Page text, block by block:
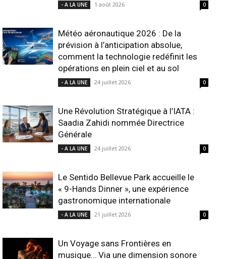
- A LA UNE 1 août 2026 0
Météo aéronautique 2026 : De la
prévision à l’anticipation absolue,
comment la technologie redéfinit les
opérations en plein ciel et au sol
- A LA UNE 24 juillet 2026 0
Une Révolution Stratégique à l’IATA :
Saadia Zahidi nommée Directrice
Générale
- A LA UNE 24 juillet 2026 0
Le Sentido Bellevue Park accueille le
« 9-Hands Dinner », une expérience
gastronomique internationale
- A LA UNE 21 juillet 2026 0
Un Voyage sans Frontières en
musique… Via une dimension sonore